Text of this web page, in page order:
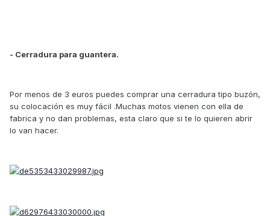
- Cerradura para guantera.
Por menos de 3 euros puedes comprar una cerradura tipo buzón,
su colocación es muy fácil .Muchas motos vienen con ella de
fabrica y no dan problemas, esta claro que si te lo quieren abrir
lo van hacer.